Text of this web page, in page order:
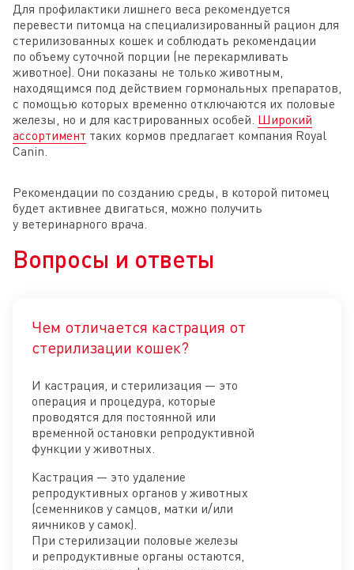
Для профилактики лишнего веса рекомендуется
перевести питомца на специализированный рацион для
стерилизованных кошек и соблюдать рекомендации
по объему суточной порции (не перекармливать
животное). Они показаны не только животным,
находящимся под действием гормональных препаратов,
с помощью которых временно отключаются их половые
железы, но и для кастрированных особей. Широкий
ассортимент таких кормов предлагает компания Royal
Canin.
Рекомендации по созданию среды, в которой питомец
будет активнее двигаться, можно получить
у ветеринарного врача.
Вопросы и ответы
Чем отличается кастрация от
стерилизации кошек?
И кастрация, и стерилизация — это
операция и процедура, которые
проводятся для постоянной или
временной остановки репродуктивной
функции у животных.
Кастрация — это удаление
репродуктивных органов у животных
(семенников у самцов, матки и/или
яичников у самок).
При стерилизации половые железы
и репродуктивные органы остаются,